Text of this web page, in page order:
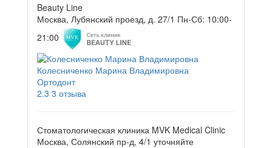
Beauty Line
Москва, Лубянский проезд, д. 27/1 Пн-Сб: 10:00-
21:00
Колесниченко Марина Владимировна
Ортодонт
2.3 3 отзыва
Стоматологическая клиника MVK Medical Clinic
Москва, Солянский пр-д, 4/1 уточняйте